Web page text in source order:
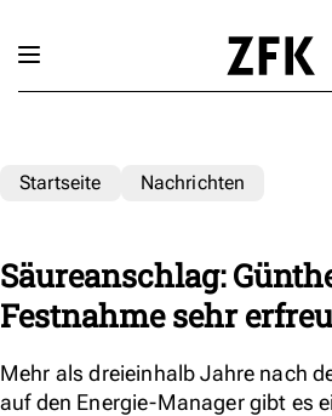
Startseite Nachrichten
Säureanschlag:
Festnahme sehr
Mehr als dreieinhalb Jahre nach
auf den Energie-Manager gibt es